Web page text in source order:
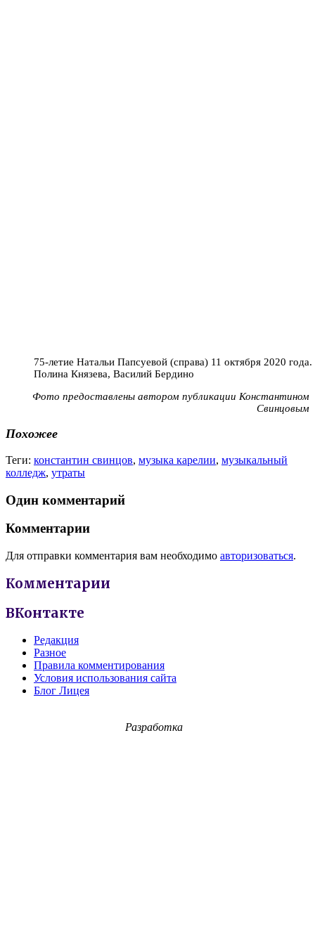
75-летие Натальи Папсуевой (справа) 11 октября 2020
Полина Князева, Василий Бердино
Фото предоставлены автором публикации Константином
Свинцовым
Похожее
Теги: константин свинцов, музыка карелии, музыкальный
колледж, утраты
Один комментарий
Комментарии
Для отправки комментария вам необходимо авторизоваться.
Комментарии
ВКонтакте
Редакция
Разное
Правила комментирования
Условия использования сайта
Блог Лицея
Разработка